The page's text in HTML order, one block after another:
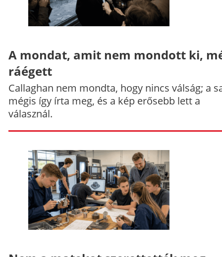
A mondat, amit nem mondott ki,
ráégett
Callaghan nem mondta, hogy nincs válság; a
mégis így írta meg, és a kép erősebb lett a
válasznál.